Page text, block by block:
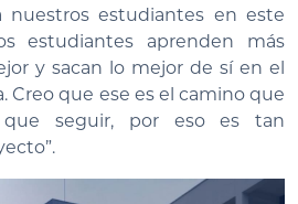
nuestros estudiantes en este
estudiantes aprenden más
y sacan lo mejor de sí en el
Creo que ese es el camino que
que seguir, por eso es tan